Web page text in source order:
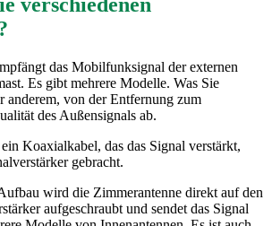
das Mobilfunksignal der externen
Es gibt mehrere Modelle. Was Sie
anderem, von der Entfernung zum
des Außensignals ab.
Koaxialkabel, das das Signal verstärkt,
gebracht.
wird die Zimmerantenne direkt auf den
aufgeschraubt und sendet das Signal